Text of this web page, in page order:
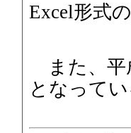
Excel形式
また、平
となって